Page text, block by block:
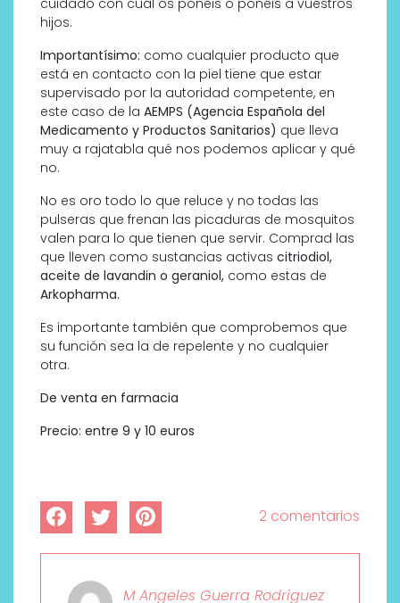
hijos.
Importantísimo: como cualquier producto que
está en contacto con la piel tiene que estar
supervisado por la autoridad competente, en
este caso de la AEMPS (Agencia Española del
Medicamento y Productos Sanitarios) que lleva
muy a rajatabla qué nos podemos aplicar y qué
no.
No es oro todo lo que reluce y no todas las
pulseras que frenan las picaduras de mosquitos
valen para lo que tienen que servir. Comprad las
que lleven como sustancias activas citriodiol,
aceite de lavandin o geraniol, como estas de
Arkopharma.
Es importante también que comprobemos que
su función sea la de repelente y no cualquier
otra.
De venta en farmacia
Precio: entre 9 y 10 euros
2 comentarios
M Angeles Guerra Rodriguez